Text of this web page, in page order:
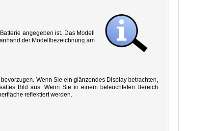
angegeben ist. Das Modell
der Modellbezeichnung am
Wenn Sie ein glänzendes Display betrachten,
Bild aus. Wenn Sie in einem beleuchteten Bereich
reflektiert werden.